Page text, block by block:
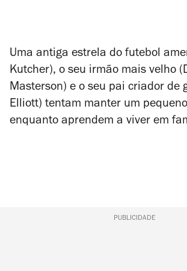
Uma antiga estrela do futebol
Kutcher), o seu irmão mais velho
Masterson) e o seu pai criador de
Elliott) tentam manter um
enquanto aprendem a viver em
PUBLICIDADE